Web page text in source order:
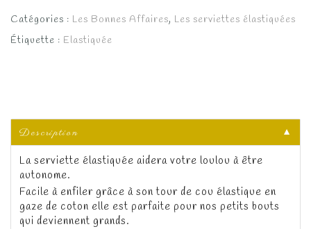
15.00€.
Catégories : Les Bonnes Affaires, Les serviettes élastiquées
Étiquette : Elastiquée
Description
▼
La serviette élastiquée aidera votre loulou à être
autonome.
Facile à enfiler grâce à son tour de cou élastique en
gaze de coton elle est parfaite pour nos petits bouts
qui deviennent grands.